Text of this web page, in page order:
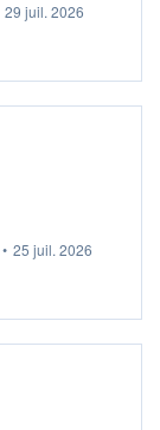
29 juil. 2026
• 25 juil. 2026